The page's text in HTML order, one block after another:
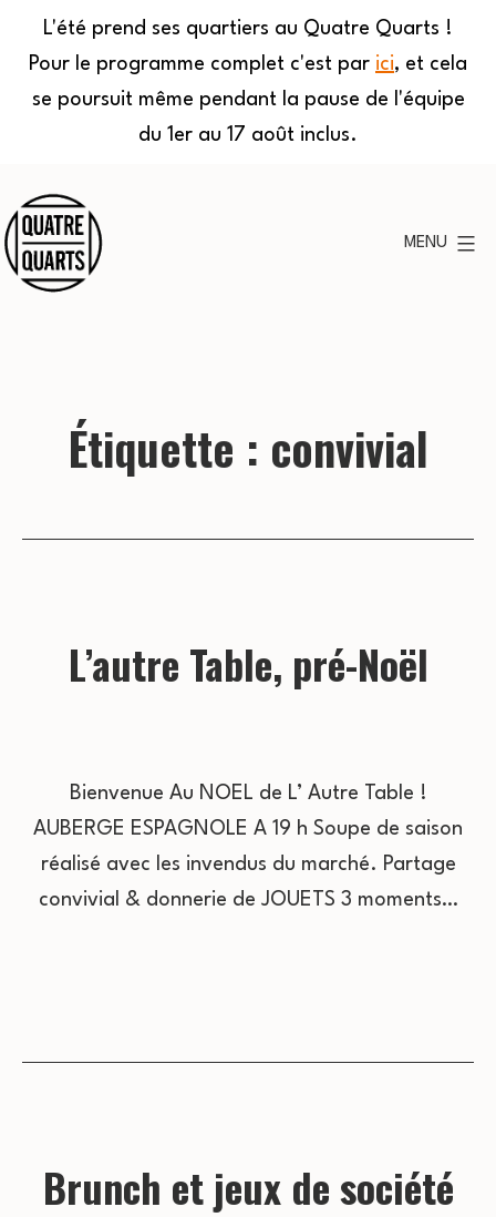
L'été prend ses quartiers au Quatre Quarts !
Pour le programme complet c'est par ici, et cela
se poursuit même pendant la pause de l'équipe
du 1er au 17 août inclus.
au
contenu
MENU
Étiquette : convivial
L’autre Table, pré-Noël
Bienvenue Au NOEL de L’ Autre Table !
AUBERGE ESPAGNOLE A 19 h Soupe de saison
réalisé avec les invendus du marché. Partage
convivial & donnerie de JOUETS 3 moments…
Brunch et jeux de société